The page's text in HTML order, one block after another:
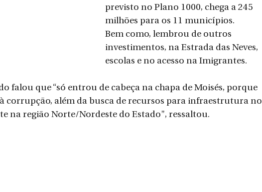
previsto no Plano 1000, chega a 245
milhões para os 11 municípios.
Bem como, lembrou de outros
investimentos, na Estrada das Neves,
escolas e no acesso na Imigrantes.
falou que “só entrou de cabeça na chapa de Moisés, porque
corrupção, além da busca de recursos para infraestrutura no
na região Norte/Nordeste do Estado", ressaltou.